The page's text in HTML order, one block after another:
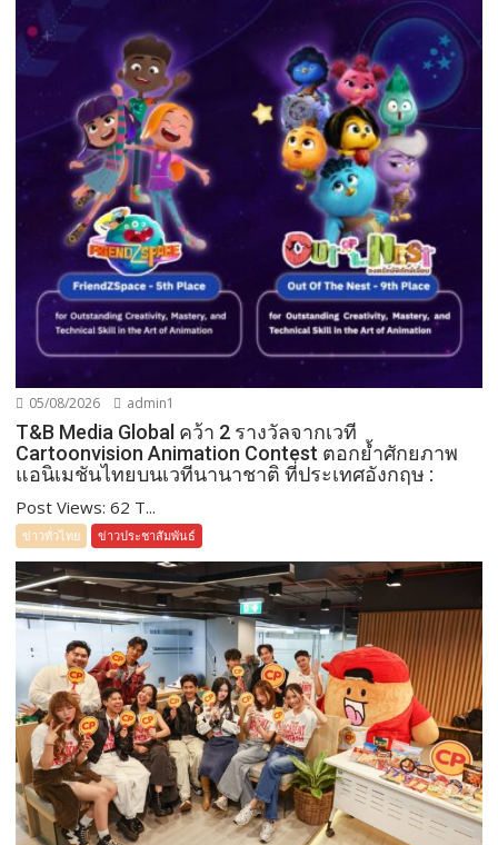
05/08/2026 admin1
T&B Media Global คว้า 2 รางวัลจากเวที
Cartoonvision Animation Contest ตอกย้ำศักยภาพ
แอนิเมชันไทยบนเวทีนานาชาติ ที่ประเทศอังกฤษ :
Post Views: 62 T...
ข่าวทั่วไทย ข่าวประชาสัมพันธ์